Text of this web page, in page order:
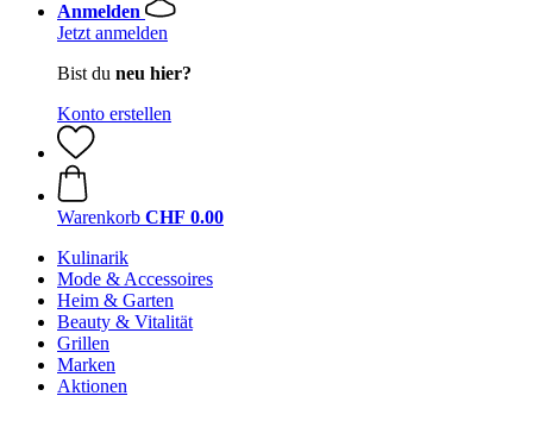
Anmelden
Jetzt anmelden
Bist du neu hier?
Konto erstellen
Warenkorb CHF 0.00
Kulinarik
Mode & Accessoires
Heim & Garten
Beauty & Vitalität
Grillen
Marken
Aktionen